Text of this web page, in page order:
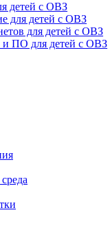
детей с ОВЗ
для детей с ОВЗ
для детей с ОВЗ
и ПО для детей с ОВЗ